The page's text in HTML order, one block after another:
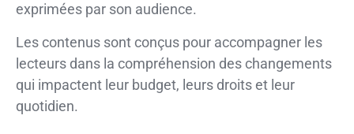
exprimées par son audience.
Les contenus sont conçus pour accompagner les
lecteurs dans la compréhension des changements
qui impactent leur budget, leurs droits et leur
quotidien.